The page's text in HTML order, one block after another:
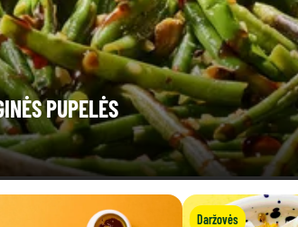
PUPELĖS
Daržovės